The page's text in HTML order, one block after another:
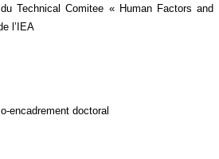
Technical Comitee « Human Factors and
l’IEA
encadrement doctoral